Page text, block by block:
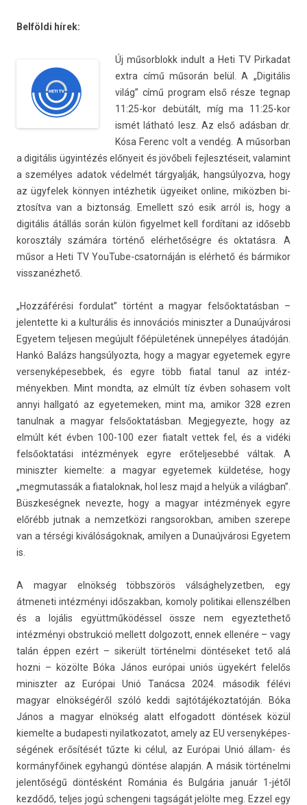
Belföldi hírek:
Új műsorblokk in­dult a Heti TV Pir­kadat
extra című műsorán belül. A „Digitális
világ” című pro­gram első része teg­nap
11:25-kor debütált, míg ma 11:25-kor
ismét látható lesz. Az első adásban dr.
Kósa Ferenc volt a vendég. A műsor­ban
a digitális ügyintézés előnyeit és jövőbeli fej­lesztéseit, valamint
a személyes adatok védelmét tár­gyal­ják, han­gsúlyoz­va, hogy
az ügyfelek könnyen in­téz­hetik ügyeiket on­line, miközben bi­
ztosít­va van a bi­zton­ság. Em­el­lett szó esik arról is, hogy a
digitális átállás során külön figyel­met kell fordítani az idősebb
korosztá­ly számára történő elérhetőségre és oktatásra. A
műsor a Heti TV YouTube-csatornáján is elérhető és bár­mikor
visszanéz­hető.
„Hozzáférési for­dulat” történt a magyar felsőoktatásban –
jelen­tette ki a kul­turális és innovációs miniszt­er a Dunaújvárosi
Egyetem tel­jes­en megújult főépületének ünnepélyes átadóján.
Hankó Balázs han­gsúlyoz­ta, hogy a magyar egyetemek egyre
ver­senyképeseb­bek, és egyre több fiat­al tanul az in­téz­
ményekb­en. Mint mondta, az elmúlt tíz évben sohasem volt
annyi hallgató az egyetemek­en, mint ma, amikor 328 ezren
tanul­nak a magyar felsőoktatásban. Meg­jegyez­te, hogy az
elmúlt két évben 100-100 ezer fiatalt vet­tek fel, és a vidéki
felsőoktatási intézmények egyre erőtel­jesebbé váltak. A
miniszt­er kiemel­te: a magyar egyetemek küldetése, hogy
„meg­mutas­sák a fiatalok­nak, hol lesz majd a helyük a világban”.
Büszkeségnek nevez­te, hogy a magyar intézmények egyre
előrébb jut­nak a nem­zetközi rangsorok­ban, amib­en szerepe
van a térségi kiválóságok­nak, amily­en a Dunaújvárosi Egyetem
is.
A magyar elnökség többszörös vál­sághelyzetb­en, egy
átmeneti intézményi idős­zakban, komo­ly politikai el­lenszélb­en
és a lojális együttműködéssel össze nem egyez­tethető
intézményi ob­struk­ció mel­lett dol­gozott, ennek ellenére – vagy
talán éppen ezért – sikerült történelmi döntéseket tető alá
hozni – közölte Bóka János európai uniós ügyekért felelős
miniszt­er az Európai Unió Tanácsa 2024. második félévi
magyar elnökségéről szóló keddi saj­tótájékoz­tatóján. Bóka
János a magyar elnökség alatt el­fogadott döntések közül
kiemel­te a budapes­ti nyilat­kozatot, amely az EU ver­senyképes­
ségének erősítését tűzte ki célul, az Európai Unió állam- és
kormányfőinek egyhangú döntése alapján. A másik történelmi
jelen­tőségű döntésként Románia és Bulgária január 1-jétől
kezdődő, tel­jes jogú schen­geni tagságát jelölte meg. Ezzel egy